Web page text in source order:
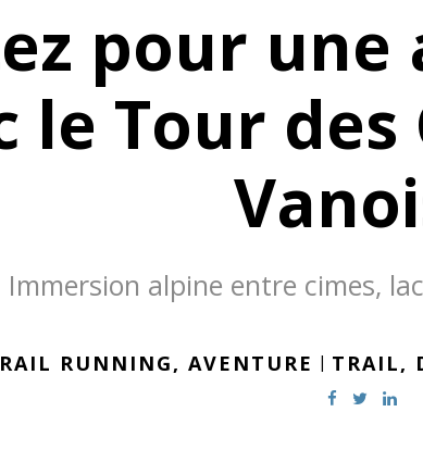
pour
le Tour
Immersion alpine entre cimes,
RUNNING, AVENTURE | TRAIL,